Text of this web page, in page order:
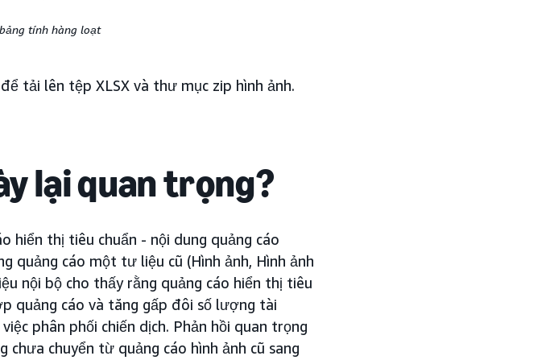
tính hàng loạt
tải lên tệp XLSX và thư mục zip hình ảnh.
lại quan trọng?
hiển thị tiêu chuẩn - nội dung quảng cáo
quảng cáo một tư liệu cũ (Hình ảnh, Hình ảnh
nội bộ cho thấy rằng quảng cáo hiển thị tiêu
quảng cáo và tăng gấp đôi số lượng tài
phân phối chiến dịch. Phản hồi quan trọng
chuyển từ quảng cáo hình ảnh cũ sang